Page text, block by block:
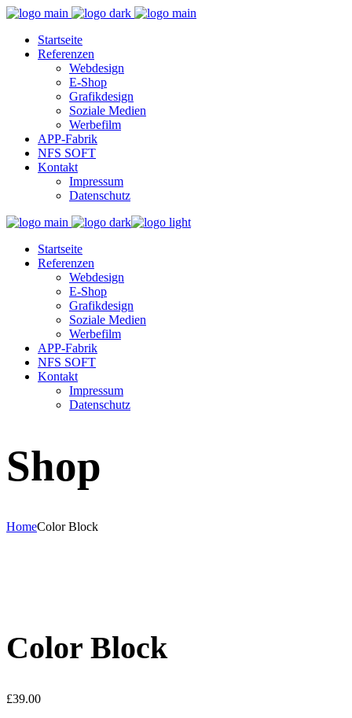
Startseite
Referenzen
Webdesign
E-Shop
Grafikdesign
Soziale Medien
Werbefilm
APP-Fabrik
NFS SOFT
Kontakt
Impressum
Datenschutz
Startseite
Referenzen
Webdesign
E-Shop
Grafikdesign
Soziale Medien
Werbefilm
APP-Fabrik
NFS SOFT
Kontakt
Impressum
Datenschutz
Shop
HomeColor Block
Color Block
£39.00